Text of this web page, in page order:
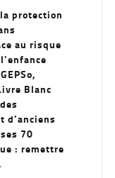
protection
au risque
Blanc
d’anciens
70
: remettre